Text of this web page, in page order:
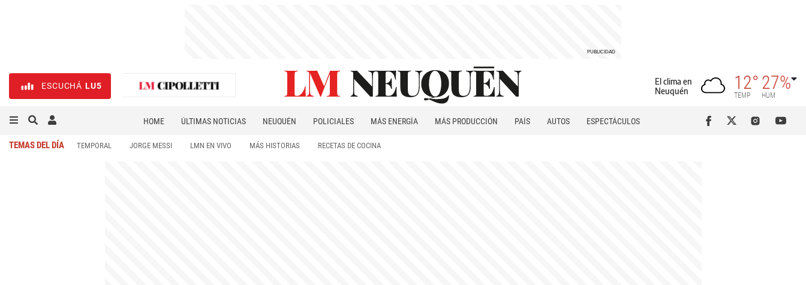
ESCUCHÁ LU5
El clima en
Neuquén
12°
TEMP
27%
HUM
HOME ÚLTIMAS NOTICIAS NEUQUÉN POLICIALES MÁS ENERGÍA MÁS PRODUCCIÓN PAÍS AUTOS
ESPECTÁCULOS
TEMAS DEL DÍA TEMPORAL JORGE MESSI LMN EN VIVO MÁS HISTORIAS RECETAS DE COCINA